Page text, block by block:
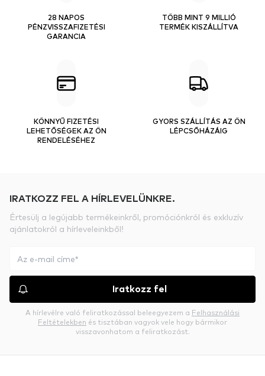
28 NAPOS
PÉNZVISSZAFIZETÉSI
GARANCIA
TÖBB MINT 9 MILLIÓ
TERMÉK KISZÁLLÍTVA
KÖNNYŰ FIZETÉSI
LEHETŐSÉGEK AZ ÖN
RENDELÉSÉHEZ
GYORS SZÁLLÍTÁS AZ ÖN
LÉPCSŐHÁZÁIG
IRATKOZZ FEL A HÍRLEVELÜNKRE.
Értesülj a legújabb termékeinkről, promóciónkról és exkluzív
ajánlatokról a hírleveleinkből!
Iratkozz fel
A hírlevélre való feliratkozással beleegyezem a Felhasználási
Feltételekben és tisztában vagyok vele hogy bármikor
visszavonhatom a feliratkozást.